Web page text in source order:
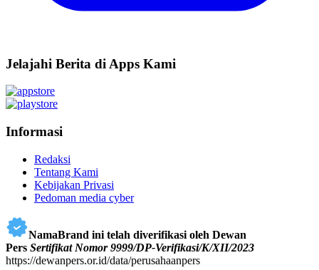
Jelajahi Berita di Apps Kami
Informasi
Redaksi
Tentang Kami
Kebijakan Privasi
Pedoman media cyber
NamaBrand ini telah diverifikasi oleh Dewan
Pers Sertifikat Nomor 9999/DP-Verifikasi/K/XII/2023
https://dewanpers.or.id/data/perusahaanpers